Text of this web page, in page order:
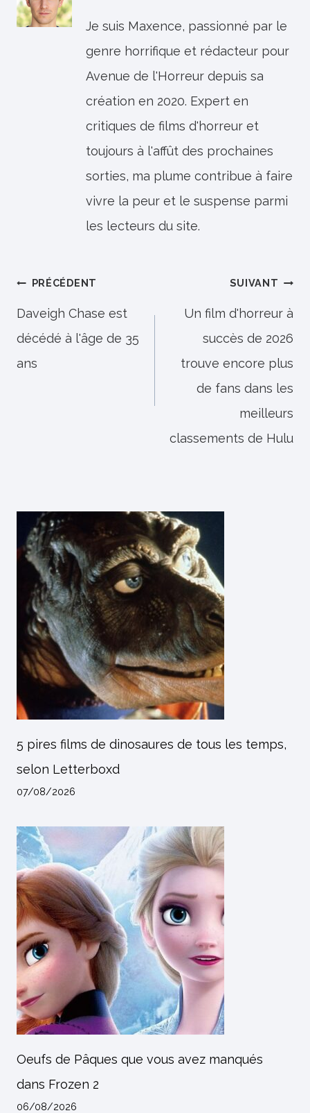
Je suis Maxence, passionné par le
genre horrifique et rédacteur pour
Avenue de l'Horreur depuis sa
création en 2020. Expert en
critiques de films d'horreur et
toujours à l'affût des prochaines
sorties, ma plume contribue à faire
vivre la peur et le suspense parmi
les lecteurs du site.
Navigation
de
l’article
PRÉCÉDENT
Daveigh Chase est
décédé à l'âge de 35
ans
SUIVANT
Un film d'horreur à
succès de 2026
trouve encore plus
de fans dans les
meilleurs
classements de Hulu
5 pires films de dinosaures de tous les temps,
selon Letterboxd
07/08/2026
Oeufs de Pâques que vous avez manqués
dans Frozen 2
06/08/2026